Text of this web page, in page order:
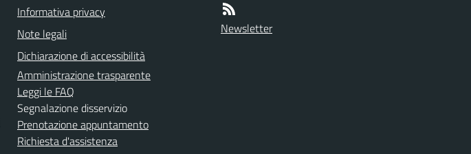
Informativa privacy
Note legali
Dichiarazione di accessibilità
Amministrazione trasparente
Leggi le FAQ
Segnalazione disservizio
Prenotazione appuntamento
Richiesta d'assistenza
Newsletter